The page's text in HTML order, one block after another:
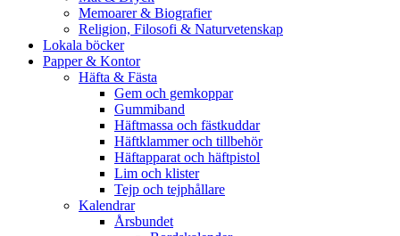
Memoarer & Biografier
Religion, Filosofi & Naturvetenskap
Lokala böcker
Papper & Kontor
Häfta & Fästa
Gem och gemkoppar
Gummiband
Häftmassa och fästkuddar
Häftklammer och tillbehör
Häftapparat och häftpistol
Lim och klister
Tejp och tejphållare
Kalendrar
Årsbundet